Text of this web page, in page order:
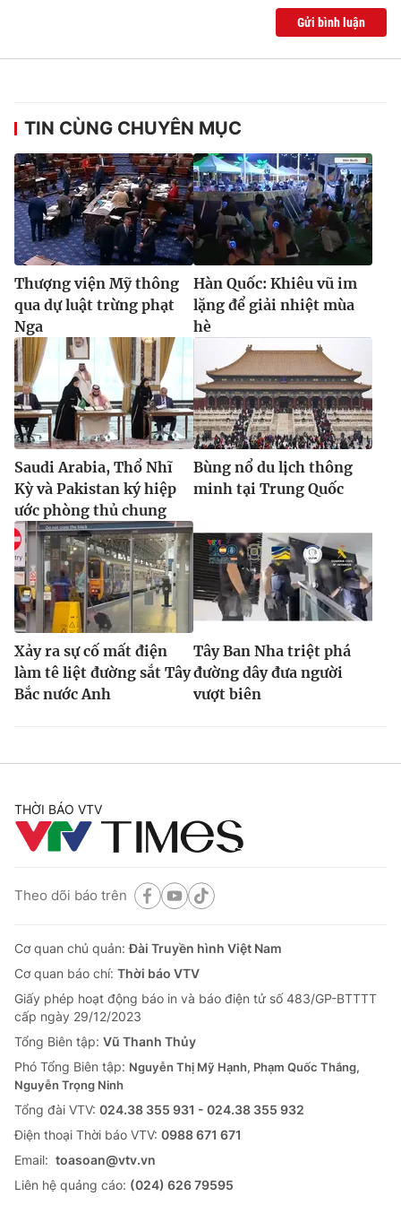
Gửi bình luận
TIN CÙNG CHUYÊN MỤC
Thượng viện Mỹ thông
qua dự luật trừng phạt
Nga
Hàn Quốc: Khiêu vũ im
lặng để giải nhiệt mùa
hè
Saudi Arabia, Thổ Nhĩ
Kỳ và Pakistan ký hiệp
ước phòng thủ chung
Bùng nổ du lịch thông
minh tại Trung Quốc
Xảy ra sự cố mất điện
làm tê liệt đường sắt Tây
Bắc nước Anh
Tây Ban Nha triệt phá
đường dây đưa người
vượt biên
THỜI BÁO VTV
Theo dõi báo trên
Cơ quan chủ quản:Đài Truyền hình Việt Nam
Cơ quan báo chí: Thời báo VTV
Giấy phép hoạt động báo in và báo điện tử số 483/GP-BTTTT
cấp ngày 29/12/2023
Tổng Biên tập: Vũ Thanh Thủy
Phó Tổng Biên tập: Nguyễn Thị Mỹ Hạnh, Phạm Quốc Thắng,
Nguyễn Trọng Ninh
Tổng đài VTV: 024.38 355 931 - 024.38 355 932
Ðiện thoại Thời báo VTV: 0988 671 671
Email: toasoan@vtv.vn
Liên hệ quảng cáo: (024) 626 79595